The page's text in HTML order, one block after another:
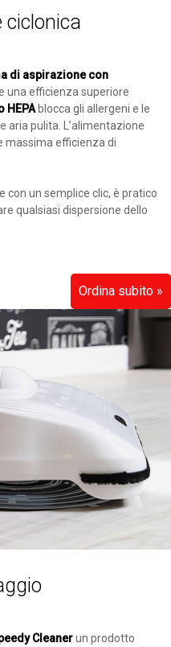
ciclonica
di aspirazione con
una efficienza superiore
HEPAblocca gli allergeni e le
aria pulita. L’alimentazione
massima efficienza di
con un semplice clic, è pratico
qualsiasi dispersione dello
Ordina subito »
Cleanerun prodotto